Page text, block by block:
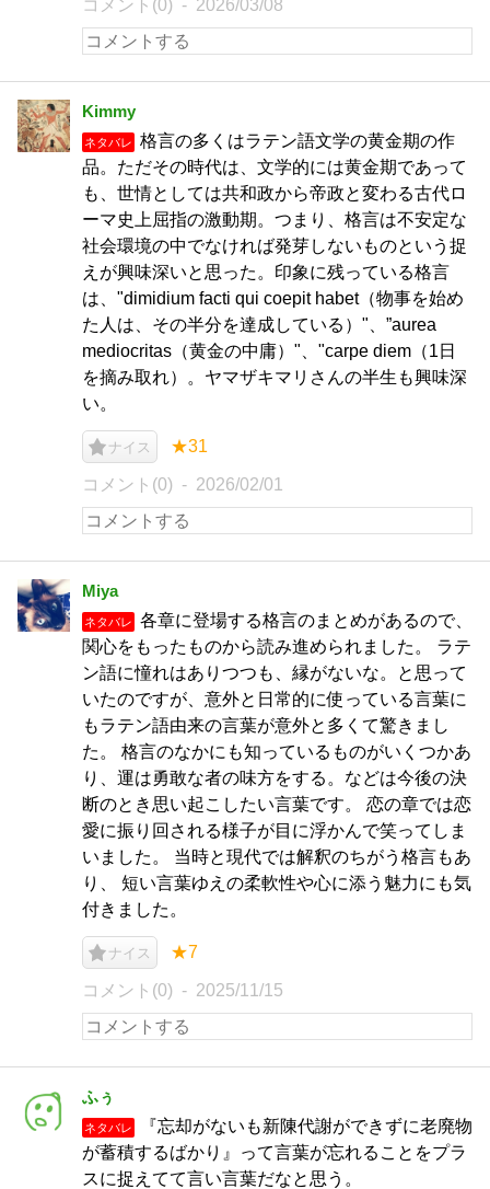
コメント(0) 2026/03/08
Kimmy
ネタバレ
格言の多くはラテン語文学の黄金期の作
品。ただその時代は、文学的には黄金期であって
も、世情としては共和政から帝政と変わる古代ロ
ーマ史上屈指の激動期。つまり、格言は不安定な
社会環境の中でなければ発芽しないものという捉
えが興味深いと思った。印象に残っている格言
は、"dimidium facti qui coepit habet（物事を始め
た人は、その半分を達成している）"、”aurea
mediocritas（黄金の中庸）"、"carpe diem（1日
を摘み取れ）。ヤマザキマリさんの半生も興味深
い。
ナイス ★31
コメント(0) 2026/02/01
Miya
ネタバレ
各章に登場する格言のまとめがあるので、
関心をもったものから読み進められました。 ラテ
ン語に憧れはありつつも、縁がないな。と思って
いたのですが、意外と日常的に使っている言葉に
もラテン語由来の言葉が意外と多くて驚きまし
た。 格言のなかにも知っているものがいくつかあ
り、運は勇敢な者の味方をする。などは今後の決
断のとき思い起こしたい言葉です。 恋の章では恋
愛に振り回される様子が目に浮かんで笑ってしま
いました。 当時と現代では解釈のちがう格言もあ
り、 短い言葉ゆえの柔軟性や心に添う魅力にも気
付きました。
ナイス ★7
コメント(0) 2025/11/15
ふぅ
ネタバレ
『忘却がないも新陳代謝ができずに老廃物
が蓄積するばかり』って言葉が忘れることをプラ
スに捉えてて言い言葉だなと思う。